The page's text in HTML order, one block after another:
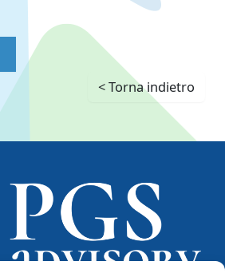
< Torna indietro